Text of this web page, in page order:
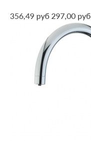
356,49 руб 297,00 руб